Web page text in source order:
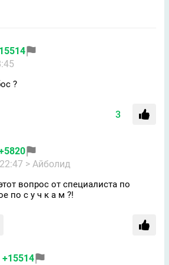
?
3
> Айболид
вопрос от специалиста по
по с у ч к а м ?!
+15514